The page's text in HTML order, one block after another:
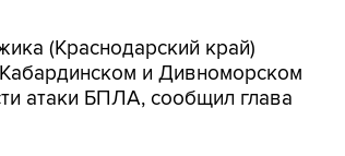
(Краснодарский край)
и Дивноморском
атаки БПЛА, сообщил глава